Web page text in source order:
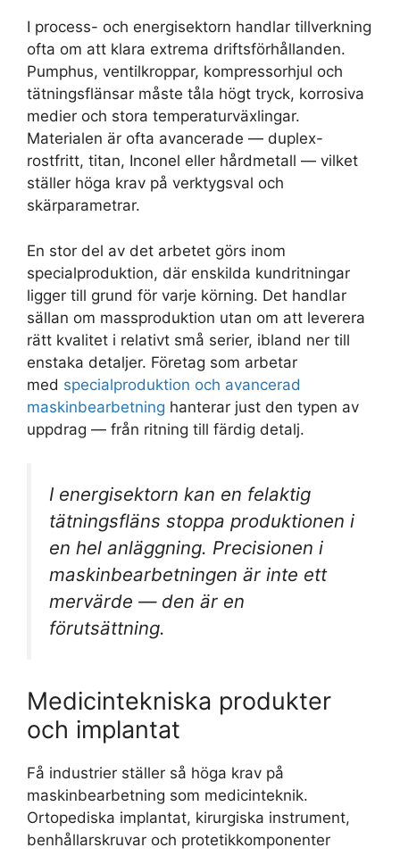
I process- och energisektorn handlar tillverkning
ofta om att klara extrema driftsförhållanden.
Pumphus, ventilkroppar, kompressorhjul och
tätningsflänsar måste tåla högt tryck, korrosiva
medier och stora temperaturväxlingar.
Materialen är ofta avancerade — duplex-
rostfritt, titan, Inconel eller hårdmetall — vilket
ställer höga krav på verktygsval och
skärparametrar.
En stor del av det arbetet görs inom
specialproduktion, där enskilda kundritningar
ligger till grund för varje körning. Det handlar
sällan om massproduktion utan om att leverera
rätt kvalitet i relativt små serier, ibland ner till
enstaka detaljer. Företag som arbetar
med specialproduktion och avancerad
maskinbearbetning hanterar just den typen av
uppdrag — från ritning till färdig detalj.
I energisektorn kan en felaktig
tätningsfläns stoppa produktionen i
en hel anläggning. Precisionen i
maskinbearbetningen är inte ett
mervärde — den är en
förutsättning.
Medicintekniska produkter
och implantat
Få industrier ställer så höga krav på
maskinbearbetning som medicinteknik.
Ortopediska implantat, kirurgiska instrument,
benhållarskruvar och protetikkomponenter